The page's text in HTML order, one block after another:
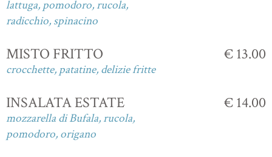
lattuga, pomodoro, rucola,
radicchio, spinacino
MISTO FRITTO
crocchette, patatine, delizie fritte
€ 13.00
INSALATA ESTATE
mozzarella di Bufala, rucola,
pomodoro, origano
€ 14.00